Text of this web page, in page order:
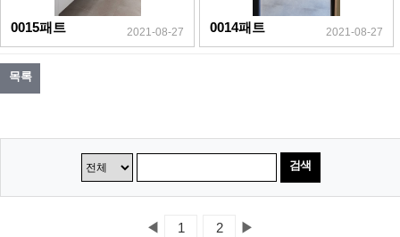
0015패트 2021-08-27 0014패트 2021-08-27
목록
검색
◀ 1 2 ▶